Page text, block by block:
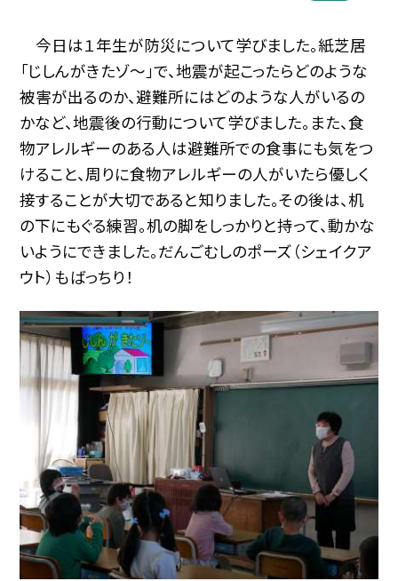
今日は１年生が防災について学びました。紙芝居
「じしんがきたゾ〜」で、地震が起こったらどのような
被害が出るのか、避難所にはどのような人がいるの
かなど、地震後の行動について学びました。また、食
物アレルギーのある人は避難所での食事にも気をつ
けること、周りに食物アレルギーの人がいたら優しく
接することが大切であると知りました。その後は、机
の下にもぐる練習。机の脚をしっかりと持って、動かな
いようにできました。だんごむしのポーズ（シェイクア
ウト）もばっちり！